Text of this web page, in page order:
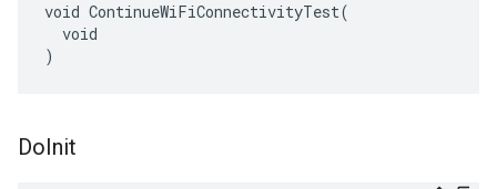
void ContinueWiFiConnectivityTest(
  void
)
DoInit